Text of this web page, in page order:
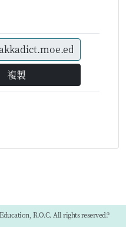
複製
R.O.C. All rights reserved.®